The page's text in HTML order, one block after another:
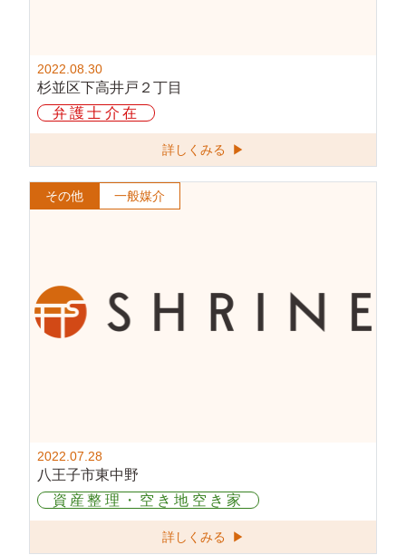
2022.08.30
杉並区下高井戸２丁目
弁護士介在
詳しくみる ▶
その他 一般媒介
2022.07.28
八王子市東中野
資産整理・空き地空き家
詳しくみる ▶